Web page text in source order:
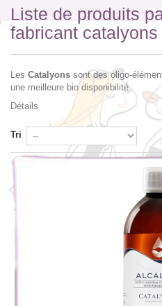
Liste de produits
fabricant catalyons
Les Catalyons sont des oligo-
une meilleure bio disponibilité.
Détails
Tri